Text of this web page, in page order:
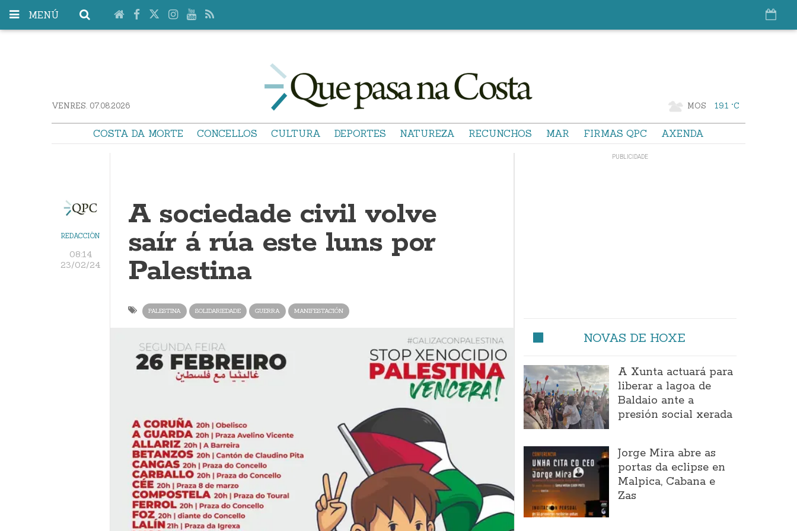
MENÚ
VENRES. 07.08.2026 MOS 19.1 °C
COSTA DA MORTE CONCELLOS CULTURA DEPORTES NATUREZA RECUNCHOS MAR FIRMAS QPC AXENDA
REDACCIÓN
08:14
23/02/24
A sociedade civil volve
saír á rúa este luns por
Palestina
PALESTINA SOLIDARIEDADE GUERRA MANIFESTACIÓN
NOVAS DE HOXE
A Xunta actuará para
liberar a lagoa de
Baldaio ante a
presión social xerada
Jorge Mira abre as
portas da eclipse en
Malpica, Cabana e
Zas